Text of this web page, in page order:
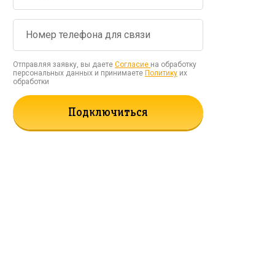
Отправляя заявку, вы даете Согласие на обработку
персональных данных и принимаете Политику их
обработки
Подключиться